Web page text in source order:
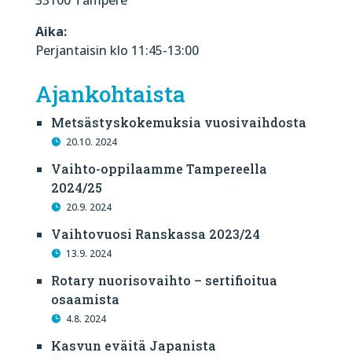
Aika:
Perjantaisin klo 11:45-13:00
Ajankohtaista
Metsästyskokemuksia vuosivaihdosta
20.10. 2024
Vaihto-oppilaamme Tampereella
2024/25
20.9. 2024
Vaihtovuosi Ranskassa 2023/24
13.9. 2024
Rotary nuorisovaihto – sertifioitua
osaamista
4.8. 2024
Kasvun eväitä Japanista